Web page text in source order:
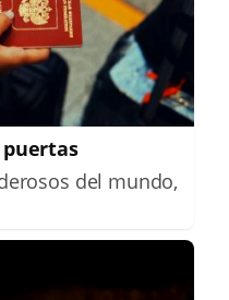
puertas
del mundo,